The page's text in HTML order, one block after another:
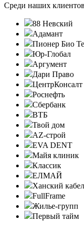
Среди наших клиентов
88 Невский
Адамант
Пионер Био
Юр-Глобал
Аргумент
Дари Право
ЦентрКонсалт
Роснефть
Сбербанк
ВТБ
Твой дом
AZ-строй
EVA DENT
Майя клиник
Классик
ЕЛМАЙ
Ханский
FullFrame
Жилье-групп
Первый тайм